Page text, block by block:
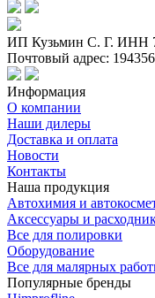
ИП Кузьмин C. Г. ИНН
Почтовый адрес:
Информация
О компании
Наши дилеры
Доставка и оплата
Новости
Контакты
Наша продукция
Автохимия и
Аксессуары и
Все для полировки
Оборудование
Все для малярных
Популярные бренды